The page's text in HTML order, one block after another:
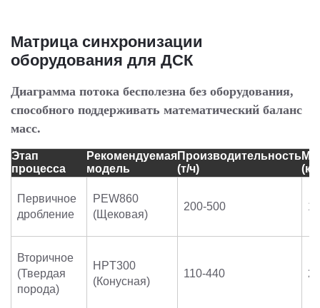
Матрица синхронизации
оборудования для ДСК
Диаграмма потока бесполезна без оборудования,
способного поддерживать математический баланс
масс.
Этап
процесса
Рекомендуемая
модель
Производительность
(т/ч)
Первичное
дробление
PEW860
(Щековая)
200-500
Вторичное
(Твердая
порода)
HPT300
(Конусная)
110-440